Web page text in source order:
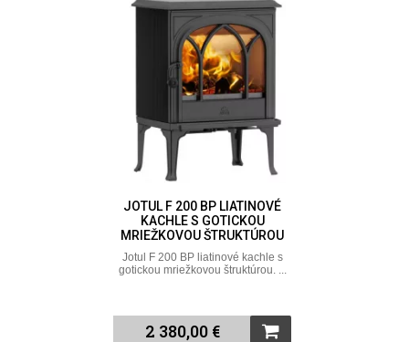
JOTUL F 200 BP LIATINOVÉ
KACHLE S GOTICKOU
MRIEŽKOVOU ŠTRUKTÚROU
Jotul F 200 BP liatinové kachle s
gotickou mriežkovou štruktúrou. ...
2 380,00 €